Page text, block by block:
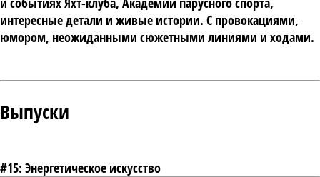
интересные детали и живые истории. С провокациями,
Выпуски
#15: Энергетическое искусство